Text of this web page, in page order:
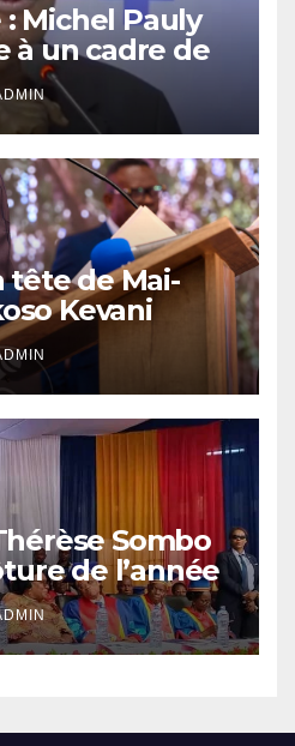
Michel Pauly
à un cadre de
la tenue
tête de Mai-
Kevani
et fait de la
Sombo
de l’année
2026 à